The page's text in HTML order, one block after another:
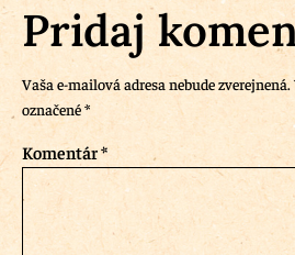
Pridaj
Vaša e-mailová adresa nebude zverejnená.
označené*
Komentár*